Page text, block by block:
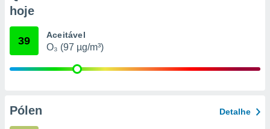
qual se
tal,
ou opor-
qualquer
hoje
39 Aceitável
O₃ (97 µg/m³)
Pólen Detalhe